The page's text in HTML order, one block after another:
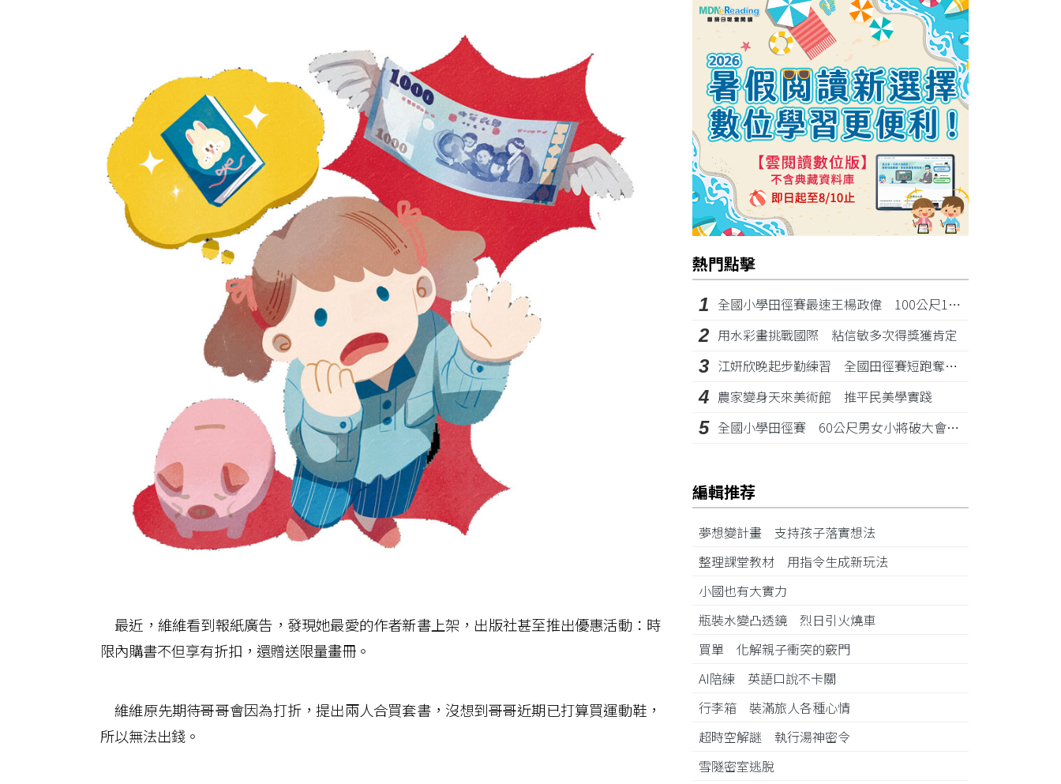
最近，維維看到報紙廣告，發現她最愛的作者新書上架，出版社甚至推出優惠活動：時
限內購書不但享有折扣，還贈送限量畫冊。
維維原先期待哥哥會因為打折，提出兩人合買套書，沒想到哥哥近期已打算買運動鞋，
所以無法出錢。
熱門點擊
1 全國小學田徑賽最速王楊政偉 100公尺11秒87奪金
2 用水彩畫挑戰國際 粘信敏多次得獎獲肯定
3 江姸欣晚起步勤練習 全國田徑賽短跑奪金摘銅
4 農家變身天來美術館 推平民美學實踐
5 全國小學田徑賽 60公尺男女小將破大會紀錄
編輯推荐
夢想變計畫 支持孩子落實想法
整理課堂教材 用指令生成新玩法
小國也有大實力
瓶裝水變凸透鏡 烈日引火燒車
買單 化解親子衝突的竅門
AI陪練 英語口說不卡關
行李箱 裝滿旅人各種心情
超時空解謎 執行湯神密令
雪隧密室逃脫